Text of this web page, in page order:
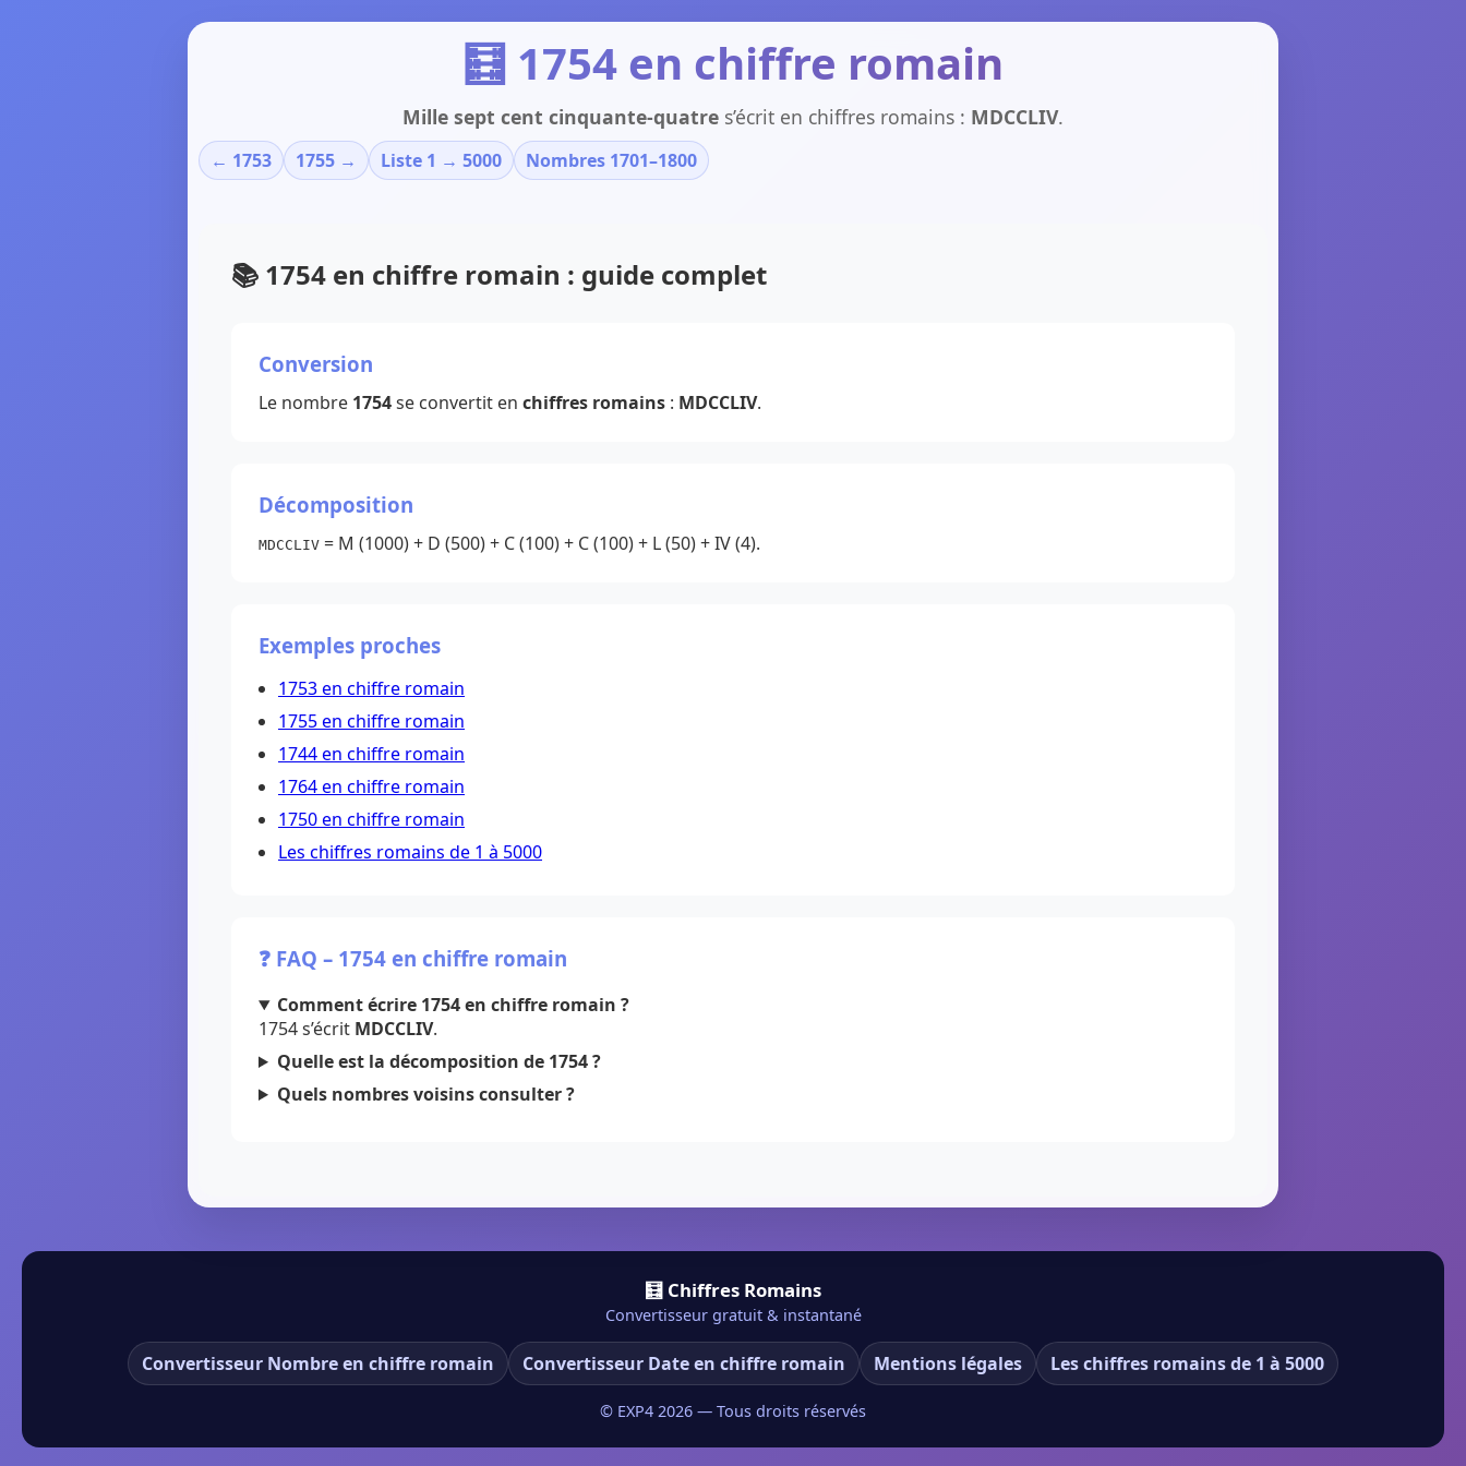
🧮 1754 en chiffre romain
Mille sept cent cinquante-quatre s’écrit en chiffres romains : MDCCLIV.
← 1753 1755 → Liste 1 → 5000 Nombres 1701–1800
📚 1754 en chiffre romain : guide complet
Conversion
Le nombre 1754se convertit en chiffres romains : MDCCLIV.
Décomposition
MDCCLIV = M (1000) + D (500) + C (100) + C (100) + L (50) + IV (4).
Exemples proches
1753 en chiffre romain
1755 en chiffre romain
1744 en chiffre romain
1764 en chiffre romain
1750 en chiffre romain
Les chiffres romains de 1 à 5000
❓ FAQ – 1754 en chiffre romain
Comment écrire 1754 en chiffre romain ?
1754 s’écrit MDCCLIV.
Quelle est la décomposition de 1754 ?
Quels nombres voisins consulter ?
🧮 Chiffres Romains
Convertisseur gratuit & instantané
Convertisseur Nombre en chiffre romain Convertisseur Date en chiffre romain Mentions légales Les chiffres romains de 1 à 5000
© EXP4 2026 — Tous droits réservés